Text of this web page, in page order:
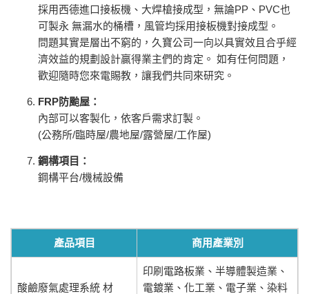
採用西德進口接板機、大焊槍接成型，無論PP、PVC也
可製永 無漏水的桶槽，風管均採用接板機對接成型。
問題其實是層出不窮的，久寶公司一向以具實效且合乎經
濟效益的規劃設計贏得業主們的肯定。 如有任何問題，
歡迎隨時您來電賜教，讓我們共同來研究。
FRP防颱屋：
內部可以客製化，依客戶需求訂製。
(公務所/臨時屋/農地屋/露營屋/工作屋)
鋼構項目：
鋼構平台/機械設備
產品項目 商用產業別
酸鹼廢氣處理系統 材
印刷電路板業、半導體製造業、
電鍍業、化工業、電子業、染料